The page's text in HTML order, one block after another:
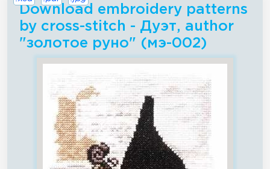
Download embroidery patterns
by cross-stitch - Дуэт, author
"золотое руно" (мэ-002)